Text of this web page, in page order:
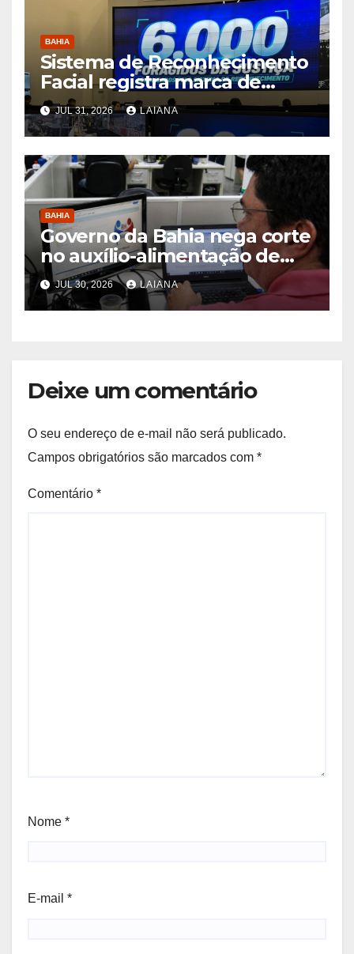
BAHIA
Sistema de Reconhecimento
Facial registra marca de
6.000 foragidos capturados
na Bahia, diz SSP
JUL 31, 2026 LAIANA
BAHIA
Governo da Bahia nega corte
no auxílio-alimentação de
servidores Reda
JUL 30, 2026 LAIANA
Deixe um comentário
O seu endereço de e-mail não será publicado.
Campos obrigatórios são marcados com *
Comentário *
Nome *
E-mail *